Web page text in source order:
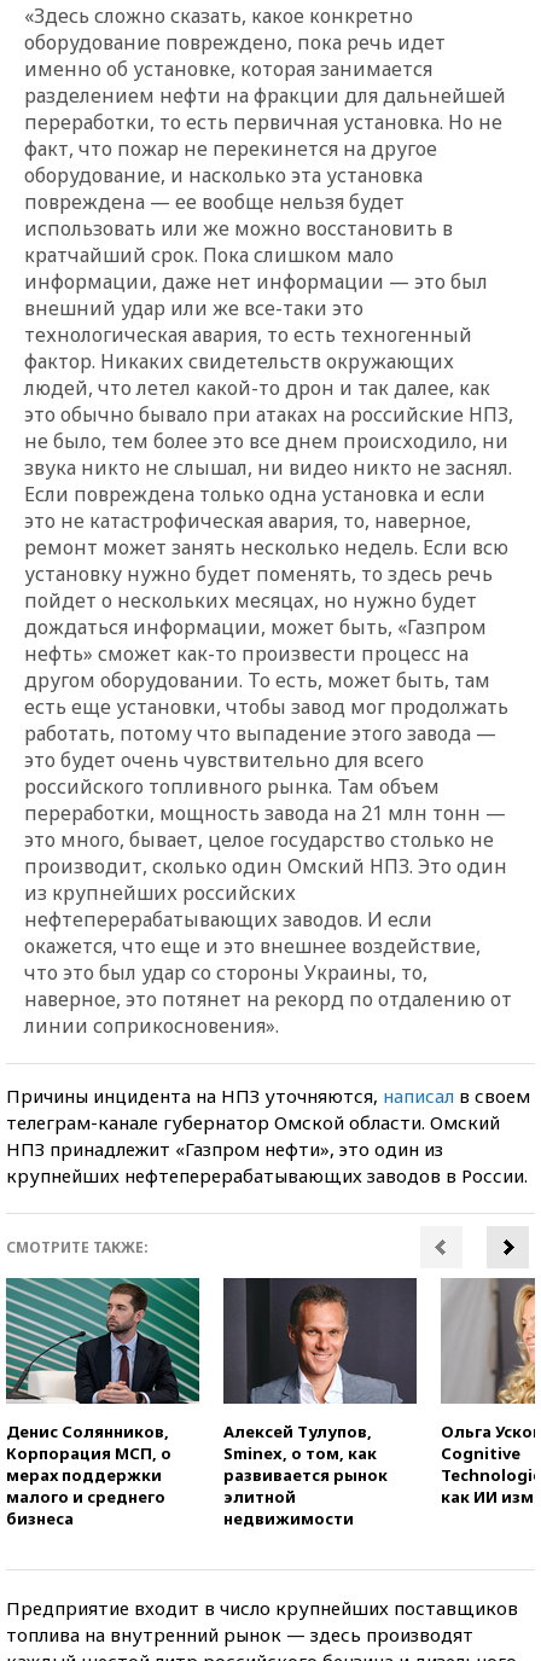
«Здесь сложно сказать, какое конкретно
оборудование повреждено, пока речь идет
именно об установке, которая занимается
разделением нефти на фракции для дальнейшей
переработки, то есть первичная установка. Но не
факт, что пожар не перекинется на другое
оборудование, и насколько эта установка
повреждена — ее вообще нельзя будет
использовать или же можно восстановить в
кратчайший срок. Пока слишком мало
информации, даже нет информации — это был
внешний удар или же все-таки это
технологическая авария, то есть техногенный
фактор. Никаких свидетельств окружающих
людей, что летел какой-то дрон и так далее, как
это обычно бывало при атаках на российские НПЗ,
не было, тем более это все днем происходило, ни
звука никто не слышал, ни видео никто не заснял.
Если повреждена только одна установка и если
это не катастрофическая авария, то, наверное,
ремонт может занять несколько недель. Если всю
установку нужно будет поменять, то здесь речь
пойдет о нескольких месяцах, но нужно будет
дождаться информации, может быть, «Газпром
нефть» сможет как-то произвести процесс на
другом оборудовании. То есть, может быть, там
есть еще установки, чтобы завод мог продолжать
работать, потому что выпадение этого завода —
это будет очень чувствительно для всего
российского топливного рынка. Там объем
переработки, мощность завода на 21 млн тонн —
это много, бывает, целое государство столько не
производит, сколько один Омский НПЗ. Это один
из крупнейших российских
нефтеперерабатывающих заводов. И если
окажется, что еще и это внешнее воздействие,
что это был удар со стороны Украины, то,
наверное, это потянет на рекорд по отдалению от
линии соприкосновения».
Причины инцидента на НПЗ уточняются, написал в своем
телеграм-канале губернатор Омской области. Омский
НПЗ принадлежит «Газпром нефти», это один из
крупнейших нефтеперерабатывающих заводов в России.
СМОТРИТЕ ТАКЖЕ:
Денис Солянников,
Корпорация МСП, о
мерах поддержки
малого и среднего
бизнеса
Алексей Тулупов,
Sminex, о том, как
развивается рынок
элитной
недвижимости
Ольга
Cognitive
как ИИ
Предприятие входит в число крупнейших поставщиков
топлива на внутренний рынок — здесь производят